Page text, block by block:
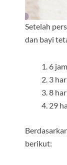
Setelah
dan bayi
6
3
8
29
berikut: